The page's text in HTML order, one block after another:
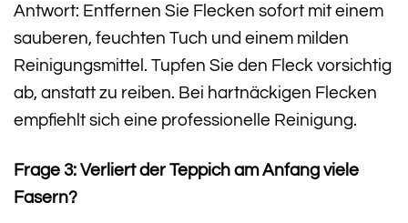
Antwort: Entfernen Sie Flecken sofort mit einem
sauberen, feuchten Tuch und einem milden
Reinigungsmittel. Tupfen Sie den Fleck vorsichtig
ab, anstatt zu reiben. Bei hartnäckigen Flecken
empfiehlt sich eine professionelle Reinigung.
Frage 3: Verliert der Teppich am Anfang viele
Fasern?